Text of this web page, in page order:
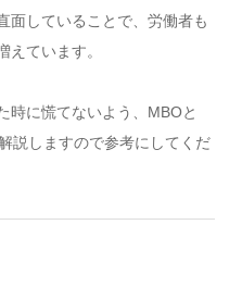
面していることで、労働者も
ています。
時に慌てないよう、MBOと
説しますので参考にしてくだ